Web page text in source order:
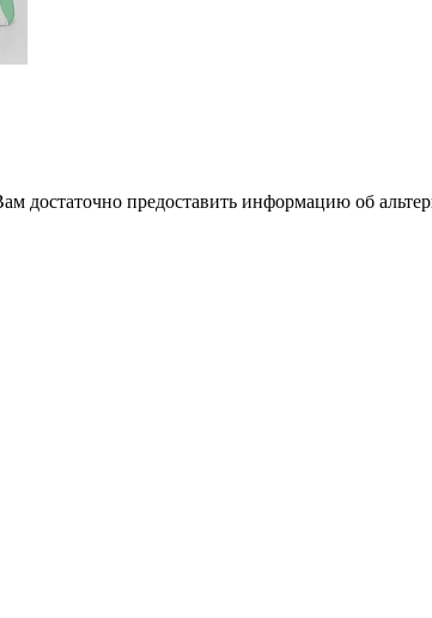
достаточно предоставить информацию об